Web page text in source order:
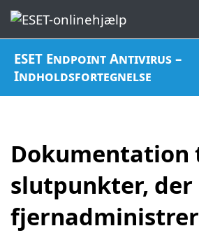
ESET Endpoint Antivirus –
Indholdsfortegnelse
Dokumentation
slutpunkter, der